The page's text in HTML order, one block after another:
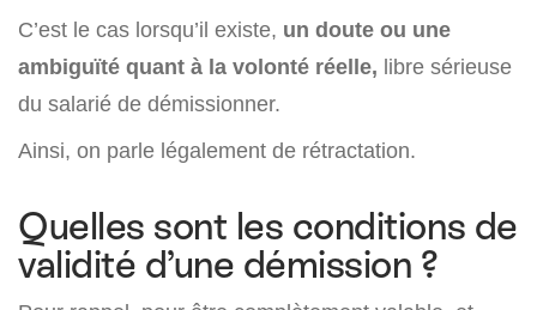
C’est le cas lorsqu’il existe, un doute ou une
ambiguïté quant à la volonté réelle, libre sérieuse
du salarié de démissionner.
Ainsi, on parle légalement de rétractation.
Quelles sont les conditions de
validité d’une démission ?